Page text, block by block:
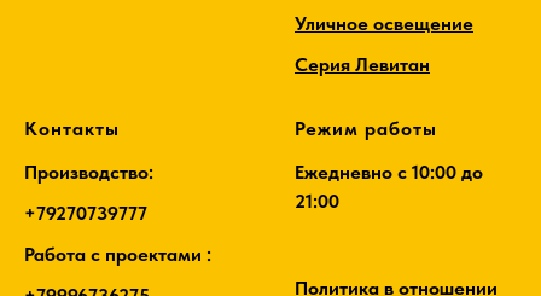
Уличное освещение
Серия Левитан
Контакты
Производство:
+79270739777
Работа с проектами :
Режим работы
Ежедневно c 10:00 до
21:00
Политика в отношении